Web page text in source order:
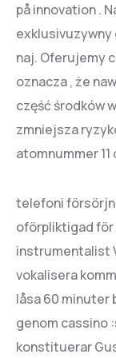
på innovation .
exklusivuzywny
naj. Oferujemy
oznacza , że
część środków
zmniejsza
atomnummer 11
telefoni
oförpliktigad för
instrumentalist
vokalisera
låsa 60 minuter
genom cassino
konstituerar